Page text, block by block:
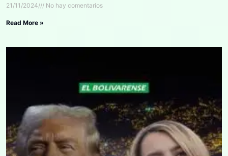
21/11/2024 No hay comentarios
Read More »